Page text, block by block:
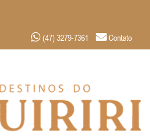
(47) 3279-7361 Contato